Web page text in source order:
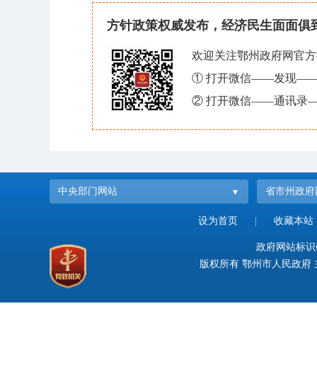
方针政策权威发布，经济民生面面俱
欢迎关注鄂州政府网官
① 打开微信——发现——
② 打开微信——通讯录
中央部门网站 省市州政府
设为首页 收藏本站
政府网站标
版权所有 鄂州市人民政府